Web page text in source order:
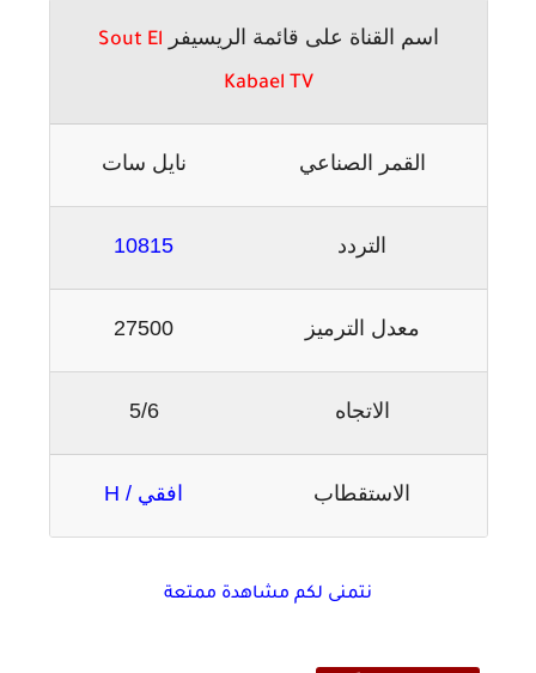
اسم القناة على قائمة الريسيفر Sout El
Kabael TV
القمر الصناعي نايل سات
التردد 10815
معدل الترميز 27500
الاتجاه 5/6
الاستقطاب افقي / H
نتمنى لكم مشاهدة ممتعة